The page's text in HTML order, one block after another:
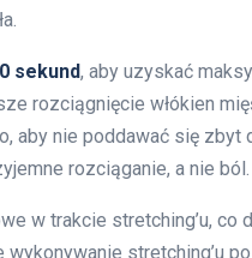
sekund, aby uzyskać
rozciągnięcie włókien
aby nie poddawać się zbyt
rozciąganie, a nie ból.
w trakcie stretching’u, co
stretching’u